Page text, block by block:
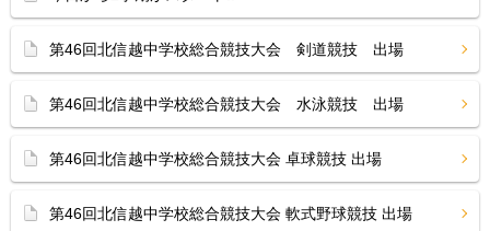
第46回北信越中学校総合競技大会 剣道競技 出場
第46回北信越中学校総合競技大会 水泳競技 出場
第46回北信越中学校総合競技大会 卓球競技 出場
第46回北信越中学校総合競技大会 軟式野球競技 出場